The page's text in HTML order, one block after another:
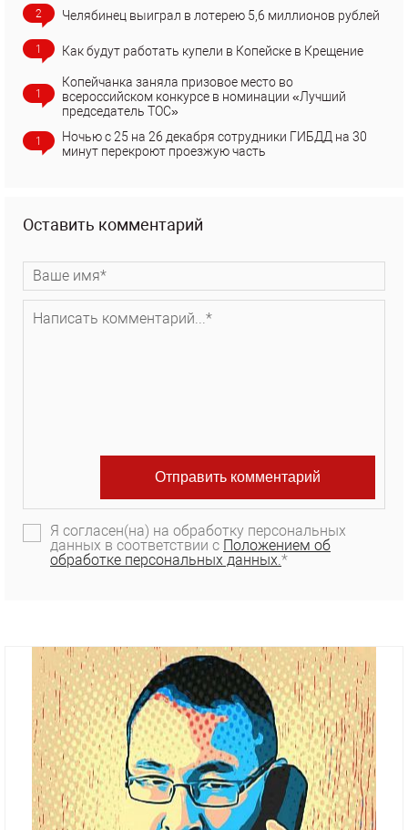
2 Челябинец выиграл в лотерею 5,6 миллионов рублей
1 Как будут работать купели в Копейске в Крещение
1
Копейчанка заняла призовое место во
всероссийском конкурсе в номинации «Лучший
председатель ТОС»
1
Ночью с 25 на 26 декабря сотрудники ГИБДД на 30
минут перекроют проезжую часть
Оставить комментарий
Я согласен(на) на обработку персональных
данных в соответствии с Положением об
обработке персональных данных.*